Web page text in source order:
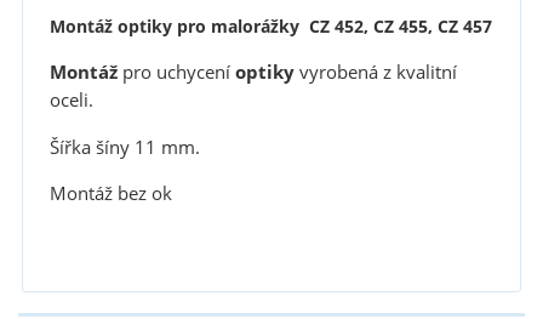
Montáž optiky pro malorážky CZ 452, CZ 455, CZ 457
Montážpro uchyceníoptikyvyrobená z kvalitní
oceli.
Šířka šíny 11 mm.
Montáž bez ok